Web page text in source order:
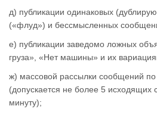
д) публикации одинаковых
(«флуд») и бессмысленных
е) публикации заведомо ложных
груза», «Нет машины» и их
ж) массовой рассылки сообщений по
(допускается не более 5 исходящих
минуту);